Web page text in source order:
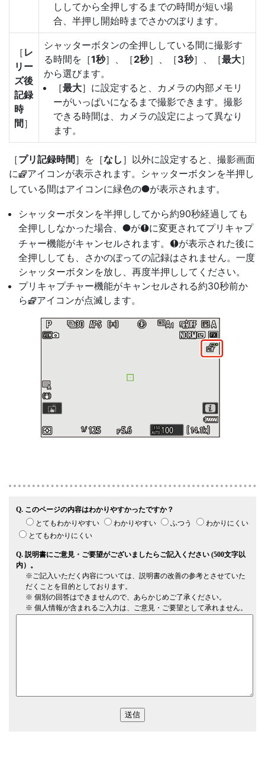
ししてから全押しするまでの時間が短い場
合、半押し開始時までさかのぼります。
［ レ
リー
ズ後
記録
時
間 ］
シャッターボタンの全押ししている間に撮影す
る時間を［1秒］、［2秒］、［3秒］、［最大］
から選びます。
［最大］に設定すると、カメラの内部メモリ
ーがいっぱいになるまで撮影できます。撮影
できる時間は、カメラの設定によって異なり
ます。
［プリ記録時間 ］を［なし ］以外に設定すると、撮影画面
にYアイコンが表示されます。シャッターボタンを半押し
している間はアイコンに緑色のIが表示されます。
シャッターボタンを半押ししてから約90秒経過しても
全押ししなかった場合、
IがCに変更されてプリキャプ
チャー機能がキャンセルされます。
Cが表示された後に
全押ししても、さかのぼっての記録はされません。一度
シャッターボタンを放し、再度半押ししてください。
プリキャプチャー機能がキャンセルされる約30秒前か
らYアイコンが点滅します。